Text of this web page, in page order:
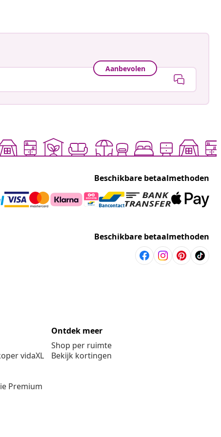
Aanbevolen
Beschikbare betaalmethoden
Beschikbare betaalmethoden
vidaXL
Premium
Ontdek meer
Shop per ruimte
Bekijk kortingen